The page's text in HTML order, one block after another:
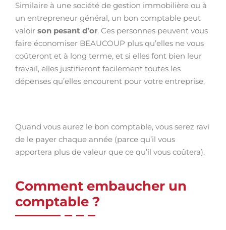
Similaire à une société de gestion immobilière ou à
un entrepreneur général, un bon comptable peut
valoir son pesant d’or. Ces personnes peuvent vous
faire économiser BEAUCOUP plus qu’elles ne vous
coûteront et à long terme, et si elles font bien leur
travail, elles justifieront facilement toutes les
dépenses qu’elles encourent pour votre entreprise.
Quand vous aurez le bon comptable, vous serez ravi
de le payer chaque année (parce qu’il vous
apportera plus de valeur que ce qu’il vous coûtera).
Comment embaucher un
comptable ?